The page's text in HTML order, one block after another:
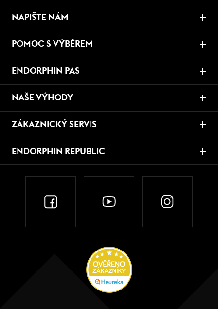
NAPIŠTE NÁM
POMOC S VÝBĚREM
ENDORPHIN PAS
NAŠE VÝHODY
ZÁKAZNICKÝ SERVIS
ENDORPHIN REPUBLIC